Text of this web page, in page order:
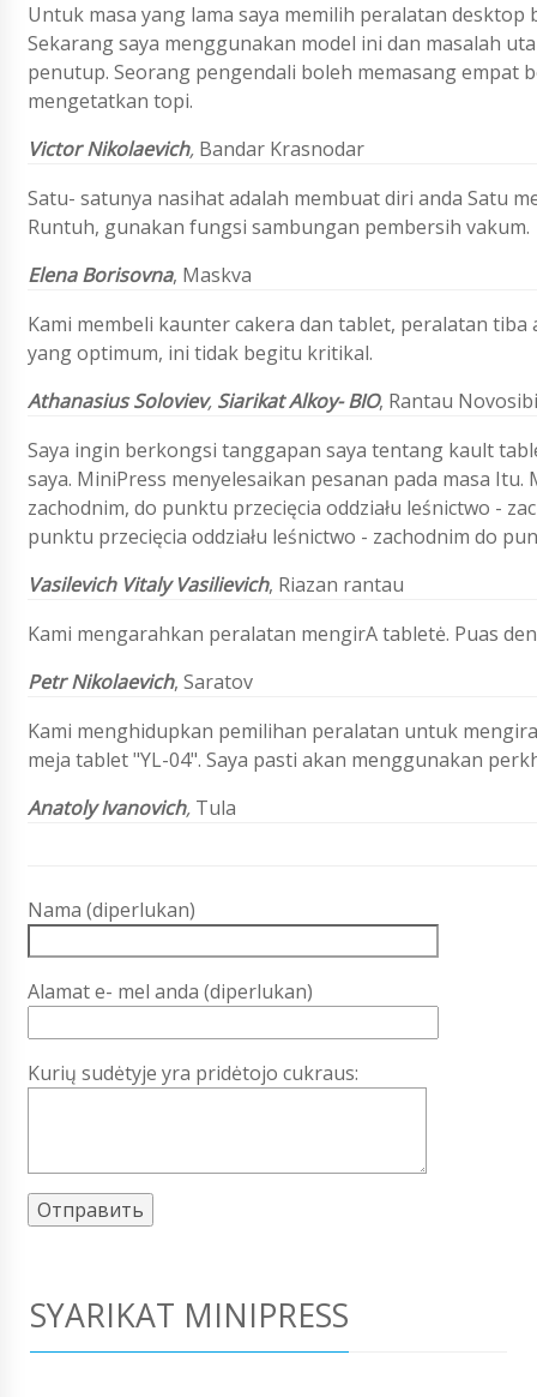
Untuk masa yang lama saya memilih peralatan
Sekarang saya menggunakan model ini dan masalah
penutup. Seorang pengendali boleh memasang
mengetatkan topi.
Victor Nikolaevich, Bandar Krasnodar
Satu- satunya nasihat adalah membuat diri anda Satu
Runtuh, gunakan fungsi sambungan pembersih vakum.
Elena Borisovna, Maskva
Kami membeli kaunter cakera dan tablet, peralatan
yang optimum, ini tidak begitu kritikal.
Athanasius Soloviev, Siarikat Alkoy- BIO, Rantau
Saya ingin berkongsi tanggapan saya tentang kault
saya. MiniPress menyelesaikan pesanan pada masa
zachodnim, do punktu przecięcia oddziału leśnictwo -
punktu przecięcia oddziału leśnictwo - zachodnim do
Vasilevich Vitaly Vasilievich, Riazan rantau
Kami mengarahkan peralatan mengirA tabletė. Puas
Petr Nikolaevich, Saratov
Kami menghidupkan pemilihan peralatan untuk
meja tablet "YL-04". Saya pasti akan menggunakan
Anatoly Ivanovich, Tula
Nama (diperlukan)
Alamat e- mel anda (diperlukan)
Kurių sudėtyje yra pridėtojo cukraus:
SYARIKAT MINIPRESS